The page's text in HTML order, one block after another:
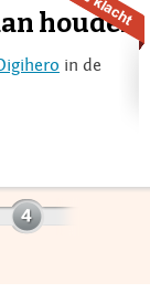
houden
in de